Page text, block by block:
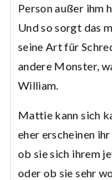
Person außer ihm
Und so sorgt das
seine Art für
andere Monster,
William.
Mattie kann sich
eher erscheinen
ob sie sich ihrem
oder ob sie sehr